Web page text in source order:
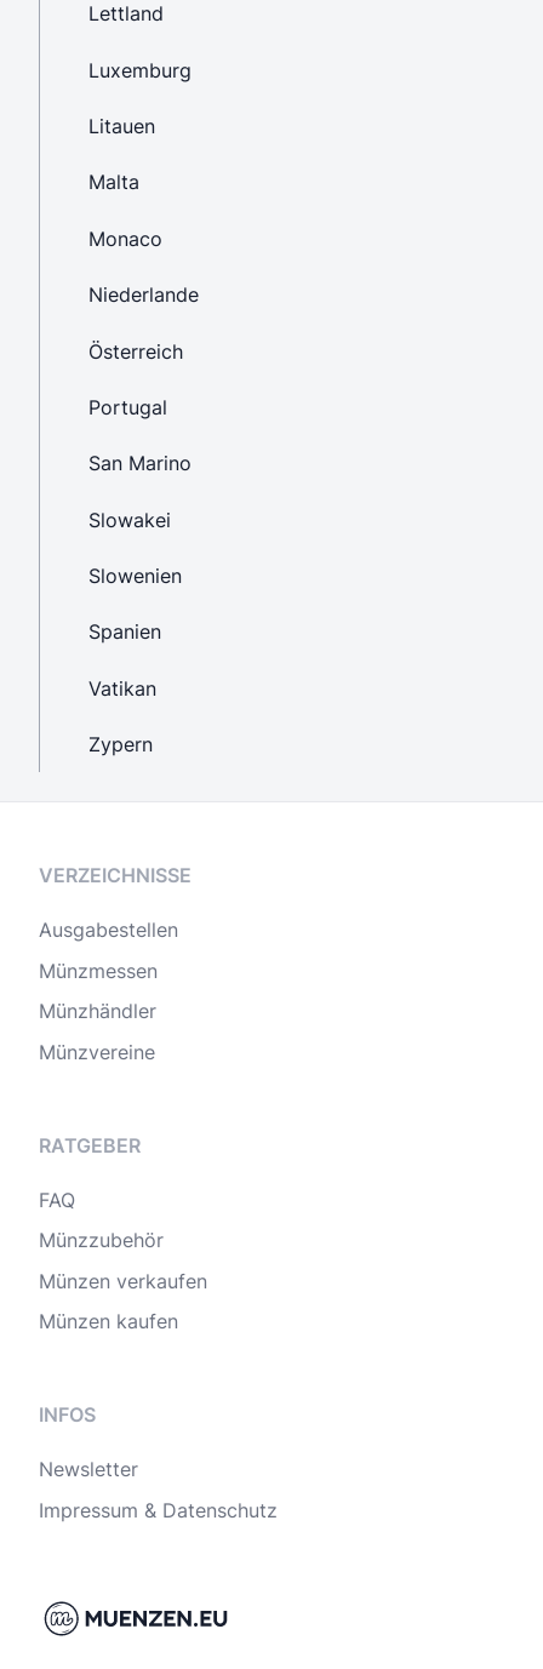
Lettland
Luxemburg
Litauen
Malta
Monaco
Niederlande
Österreich
Portugal
San Marino
Slowakei
Slowenien
Spanien
Vatikan
Zypern
VERZEICHNISSE
Ausgabestellen
Münzmessen
Münzhändler
Münzvereine
RATGEBER
FAQ
Münzzubehör
Münzen verkaufen
Münzen kaufen
INFOS
Newsletter
Impressum & Datenschutz